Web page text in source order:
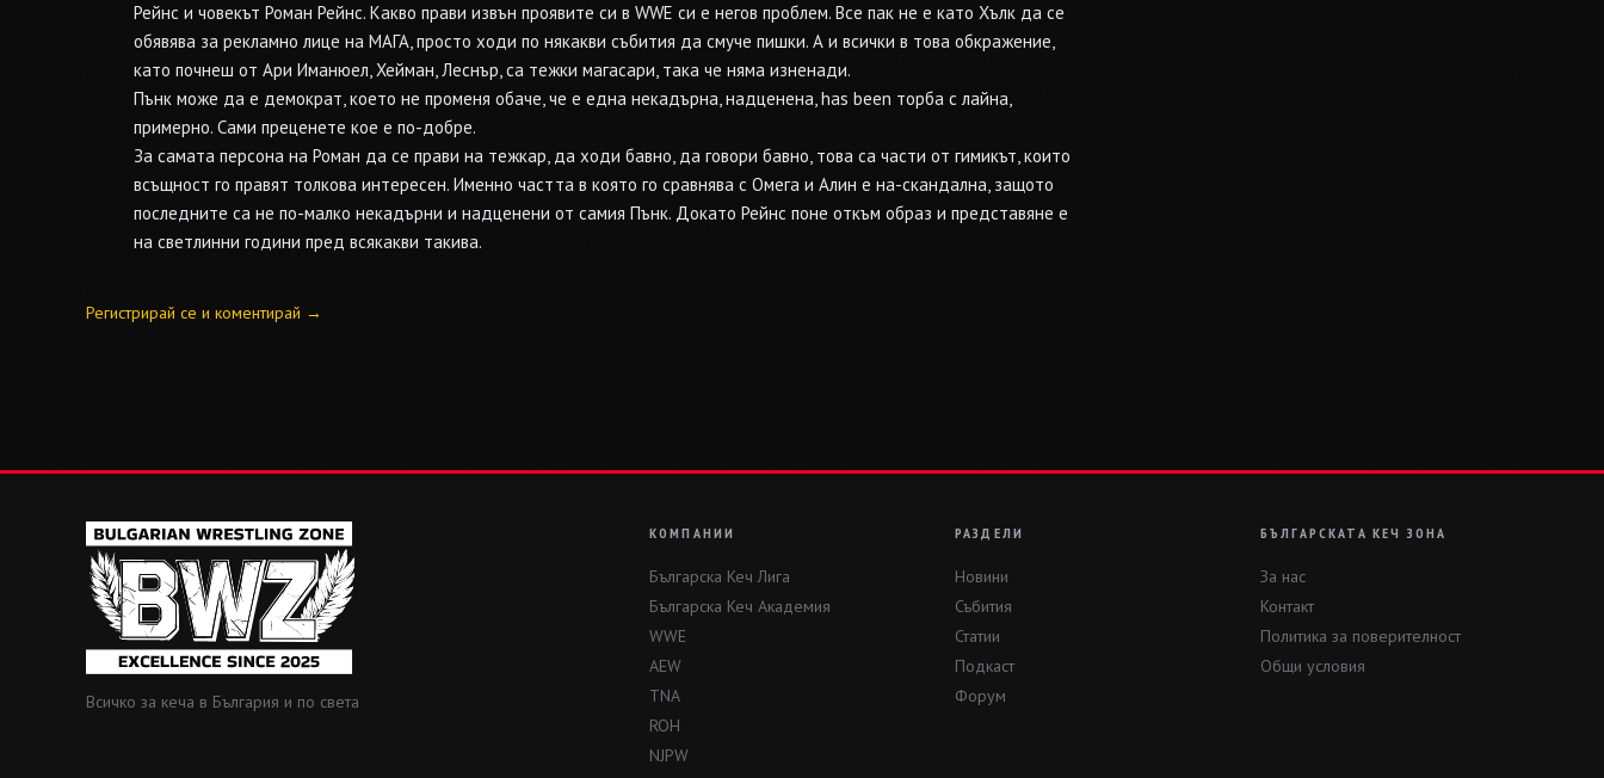
Рейнс и човекът Роман Рейнс. Какво прави извън проявите си в WWE си е негов проблем. Все пак не е като Хълк да се
обявява за рекламно лице на МАГА, просто ходи по някакви събития да смуче пишки. А и всички в това обкражение,
като почнеш от Ари Иманюел, Хейман, Леснър, са тежки магасари, така че няма изненади.
Пънк може да е демократ, което не променя обаче, че е една некадърна, надценена, has been торба с лайна,
примерно. Сами преценете кое е по-добре.
За самата персона на Роман да се прави на тежкар, да ходи бавно, да говори бавно, това са части от гимикът, които
всъщност го правят толкова интересен. Именно частта в която го сравнява с Омега и Алин е на-скандална, защото
последните са не по-малко некадърни и надценени от самия Пънк. Докато Рейнс поне откъм образ и представяне е
на светлинни години пред всякакви такива.
Регистрирай се и коментирай →
Всичко за кеча в България и по света
КОМПАНИИ
Българска Кеч Лига
Българска Кеч Академия
WWE
AEW
TNA
ROH
NJPW
РАЗДЕЛИ
Новини
Събития
Статии
Подкаст
Форум
БЪЛГАРСКАТА КЕЧ ЗОНА
За нас
Контакт
Политика за поверителност
Общи условия